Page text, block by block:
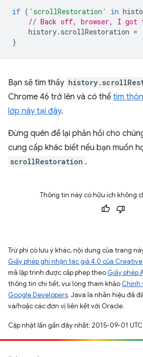
if ( 'scrollRestoration' in
// Back off, browser, I
history. scrollRestoration =
}
Bạn sẽ tìm thấy
Chrome 46 trở lên và có thể tìm
lớp này tại đây.
Đừng quên để lại phản hồi cho
cung cấp khác biết nếu bạn muốn
scrollRestoration .
Thông tin này có hữu ích không
Trừ phi có lưu ý khác, nội dung của trang
Giấy phép ghi nhận tác giả 4.0 của
mã lập trình được cấp phép theo Giấy phép
thông tin chi tiết, vui lòng tham khảo Chính
Google Developers. Java là nhãn hiệu đã
và/hoặc các đơn vị liên kết với Oracle.
Cập nhật lần gần đây nhất: 2015-09-01 UTC.